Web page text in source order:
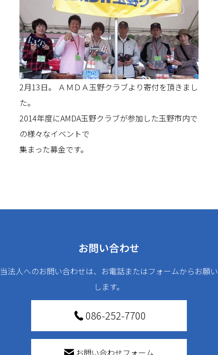
2月13日。 ＡＭＤＡ玉野クラブより寄付を頂きまし
た。
2014年度にAMDA玉野クラブが参加した玉野市内で
の様々なイベントで
集まった募金です。
お問い合わせ
当法人へのお問い合わせは、お電話またはフォームからお願い
します。
086-252-7700
お問い合わせフォーム